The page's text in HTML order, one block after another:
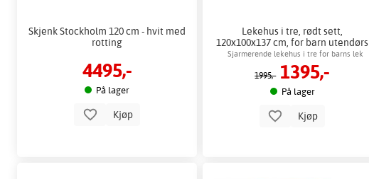
Skjenk Stockholm 120 cm - hvit med
rotting
4495,-
På lager
Kjøp
Lekehus i tre, rødt sett,
120x100x137 cm, for barn utendørs
Sjarmerende lekehus i tre for barns lek
1995,- 1395,-
På lager
Kjøp